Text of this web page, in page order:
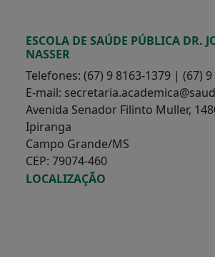
ESCOLA DE SAÚDE PÚBLICA DR.
NASSER
Telefones: (67) 9 8163-1379 | (67)
E-mail:
Avenida Senador Filinto Muller,
Ipiranga
Campo Grande/MS
CEP: 79074-460
LOCALIZAÇÃO